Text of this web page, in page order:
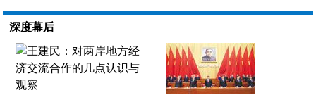
深度幕后